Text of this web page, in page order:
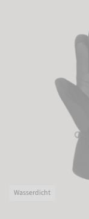
Wasserdicht